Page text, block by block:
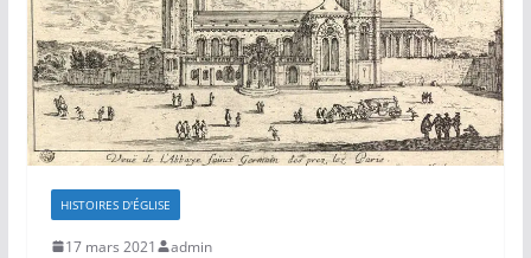
HISTOIRES D'ÉGLISE
17 mars 2021 admin